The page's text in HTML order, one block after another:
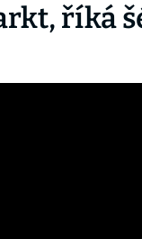
říká